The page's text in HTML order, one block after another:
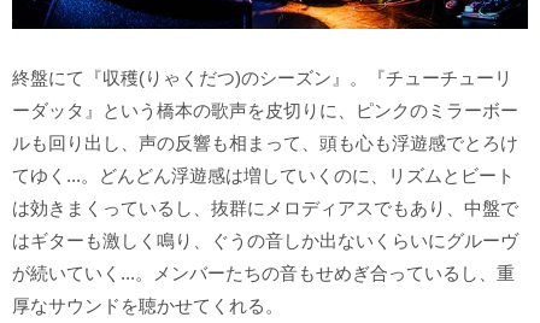
終盤にて『収穫(りゃくだつ)のシーズン』。『チューチューリ
ーダッタ』という橋本の歌声を皮切りに、ピンクのミラーボー
ルも回り出し、声の反響も相まって、頭も心も浮遊感でとろけ
てゆく...。どんどん浮遊感は増していくのに、リズムとビート
は効きまくっているし、抜群にメロディアスでもあり、中盤で
はギターも激しく鳴り、ぐうの音しか出ないくらいにグルーヴ
が続いていく...。メンバーたちの音もせめぎ合っているし、重
厚なサウンドを聴かせてくれる。